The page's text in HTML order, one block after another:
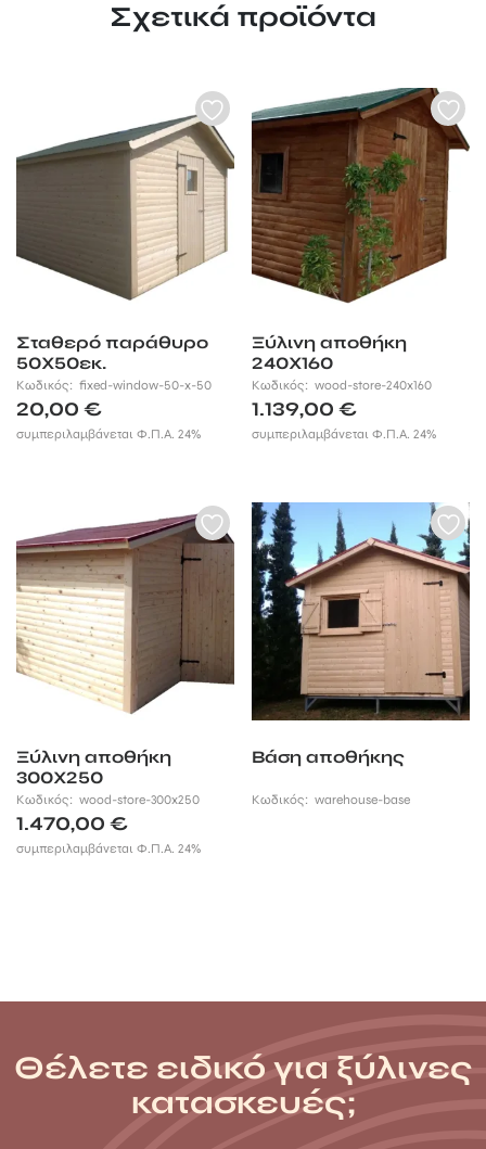
Σχετικά προϊόντα
Σταθερό παράθυρο
50Χ50εκ.
Κωδικός: fixed-window-50-x-50
20,00 €
συμπεριλαμβάνεται Φ.Π.Α. 24%
Ξύλινη αποθήκη
240Χ160
Κωδικός:wood-store-240x160
1.139,00€
συμπεριλαμβάνεται Φ.Π.Α. 24%
Ξύλινη αποθήκη
300Χ250
Κωδικός: wood-store-300x250
1.470,00 €
συμπεριλαμβάνεται Φ.Π.Α. 24%
Βάση αποθήκης
Κωδικός:warehouse-base
Θέλετε ειδικό για ξύλινες
κατασκευές;